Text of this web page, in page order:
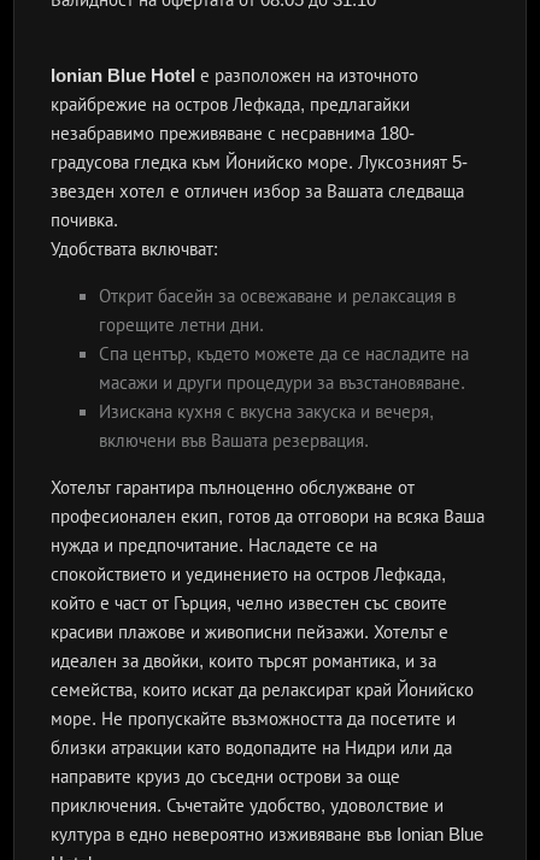
Ionian Blue Hotel е разположен на източното
крайбрежие на остров Лефкада, предлагайки
незабравимо преживяване с несравнима 180-
градусова гледка към Йонийско море. Луксозният 5-
звезден хотел е отличен избор за Вашата следваща
почивка.
Удобствата включват:
Открит басейн за освежаване и релаксация в
горещите летни дни.
Спа център, където можете да се насладите на
масажи и други процедури за възстановяване.
Изискана кухня с вкусна закуска и вечеря,
включени във Вашата резервация.
Хотелът гарантира пълноценно обслужване от
професионален екип, готов да отговори на всяка Ваша
нужда и предпочитание. Насладете се на
спокойствието и уединението на остров Лефкада,
който е част от Гърция, челно известен със своите
красиви плажове и живописни пейзажи. Хотелът е
идеален за двойки, които търсят романтика, и за
семейства, които искат да релаксират край Йонийско
море. Не пропускайте възможността да посетите и
близки атракции като водопадите на Нидри или да
направите круиз до съседни острови за още
приключения. Съчетайте удобство, удоволствие и
култура в едно невероятно изживяване във Ionian Blue